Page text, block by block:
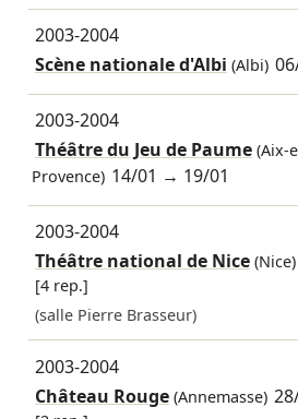
2003-2004
Scène nationale d'Albi (Albi)
2003-2004
Théâtre du Jeu de Paume(Aix-
Provence) 14/01 → 19/01
2003-2004
Théâtre national de Nice(Nice)
[4 rep.]
(salle Pierre Brasseur)
2003-2004
Château Rouge(Annemasse)